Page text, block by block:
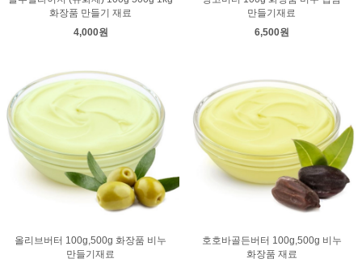
화장품 만들기 재료
4,000원
만들기재료
6,500원
올리브버터 100g,500g 화장품 비누
만들기재료
호호바골든버터 100g,500g 비누
화장품 재료